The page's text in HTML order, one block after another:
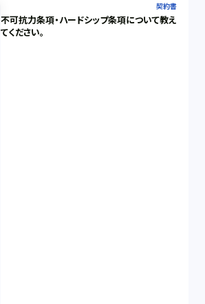
契約書
不可抗力条項・ハードシップ条項について教え
てください。